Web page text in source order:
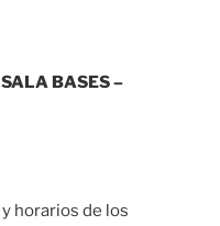
BASES –
horarios de los